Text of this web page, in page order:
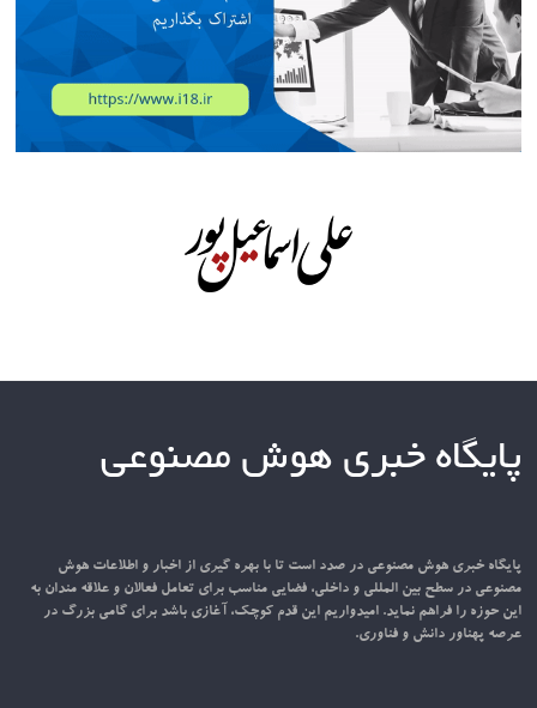
پایگاه خبری هوش مصنوعی
پایگاه خبری هوش مصنوعی در صدد است تا با بهره گیری از اخبار و اطلاعات هوش
مصنوعی در سطح بین المللی و داخلی، فضایی مناسب برای تعامل فعالان و علاقه مندان به
این حوزه را فراهم نماید. امیدواریم این قدم کوچک، آغازی باشد برای گامی بزرگ در
عرصه پهناور دانش و فناوری.